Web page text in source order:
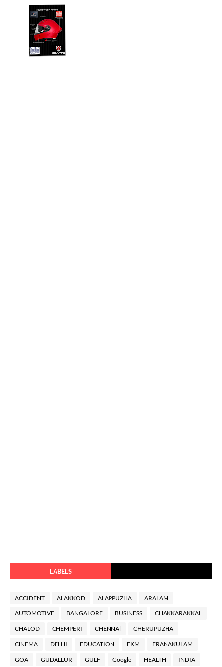
LABELS
ACCIDENT ALAKKOD ALAPPUZHA ARALAM
AUTOMOTIVE BANGALORE BUSINESS CHAKKARAKKAL
CHALOD CHEMPERI CHENNAl CHERUPUZHA
ClNEMA DELHI EDUCATION EKM ERANAKULAM
GOA GUDALLUR GULF Google HEALTH INDIA